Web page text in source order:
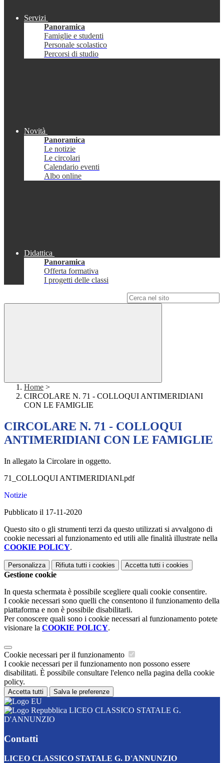
Servizi
Panoramica
Famiglie e studenti
Personale scolastico
Percorsi di studio
Novità
Panoramica
Le notizie
Le circolari
Calendario eventi
Albo online
Didattica
Panoramica
Offerta formativa
I progetti delle classi
Home >
CIRCOLARE N. 71 - COLLOQUI ANTIMERIDIANI
CON LE FAMIGLIE
CIRCOLARE N. 71 - COLLOQUI
ANTIMERIDIANI CON LE FAMIGLIE
In allegato la Circolare in oggetto.
71_COLLOQUI ANTIMERIDIANI.pdf
Notizie
Pubblicato il 17-11-2020
Questo sito o gli strumenti terzi da questo utilizzati si avvalgono di
cookie necessari al funzionamento ed utili alle finalità illustrate nella
COOKIE POLICY.
Personalizza Rifiuta tutti i cookies Accetta tutti i cookies
Gestione cookie
In questa schermata è possibile scegliere quali cookie consentire.
I cookie necessari sono quelli che consentono il funzionamento della
piattaforma e non è possibile disabilitarli.
Per conoscere quali sono i cookie necessari al funzionamento potete
visionare la COOKIE POLICY.
Cookie necessari per il funzionamento
I cookie necessari per il funzionamento non possono essere
disabilitati. È possibile consultare l'elenco nella pagina della cookie
policy.
Accetta tutti Salva le preferenze
LICEO CLASSICO STATALE G.
D'ANNUNZIO
Contatti
LICEO CLASSICO STATALE G. D'ANNUNZIO